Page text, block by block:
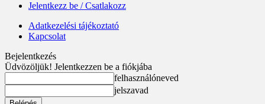
Jelentkezz be / Csatlakozz
Adatkezelési tájékoztató
Kapcsolat
Bejelentkezés
Üdvözöljük! Jelentkezzen be a fiókjába
felhasználóneved
jelszavad